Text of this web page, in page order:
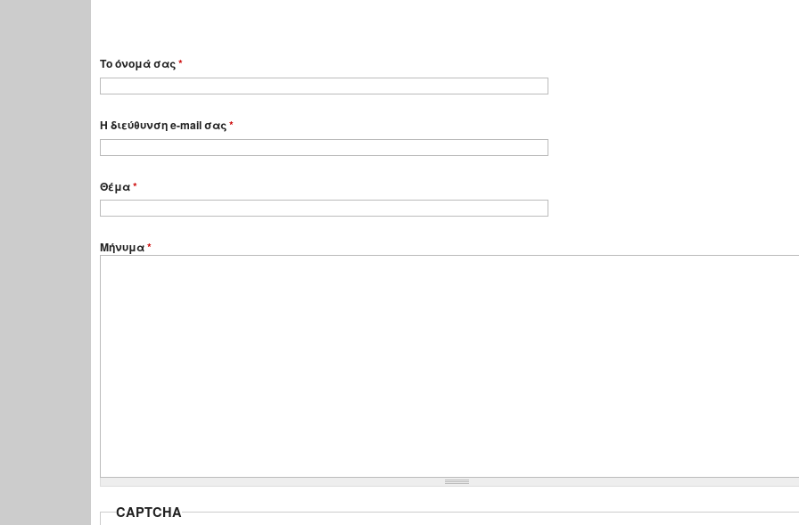
Το όνομά σας*
Η διεύθυνση e-mail σας*
Θέμα*
Μήνυμα*
CAPTCHA